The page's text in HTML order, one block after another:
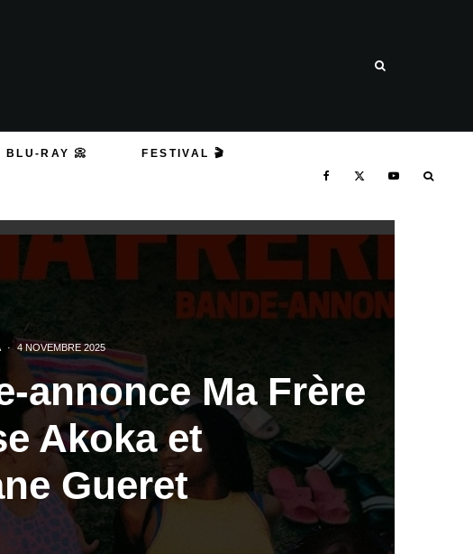
BLU-RAY 📀 FESTIVAL 🎬
· 4 NOVEMBRE 2025
annonce Ma Frère
Akoka et
Gueret